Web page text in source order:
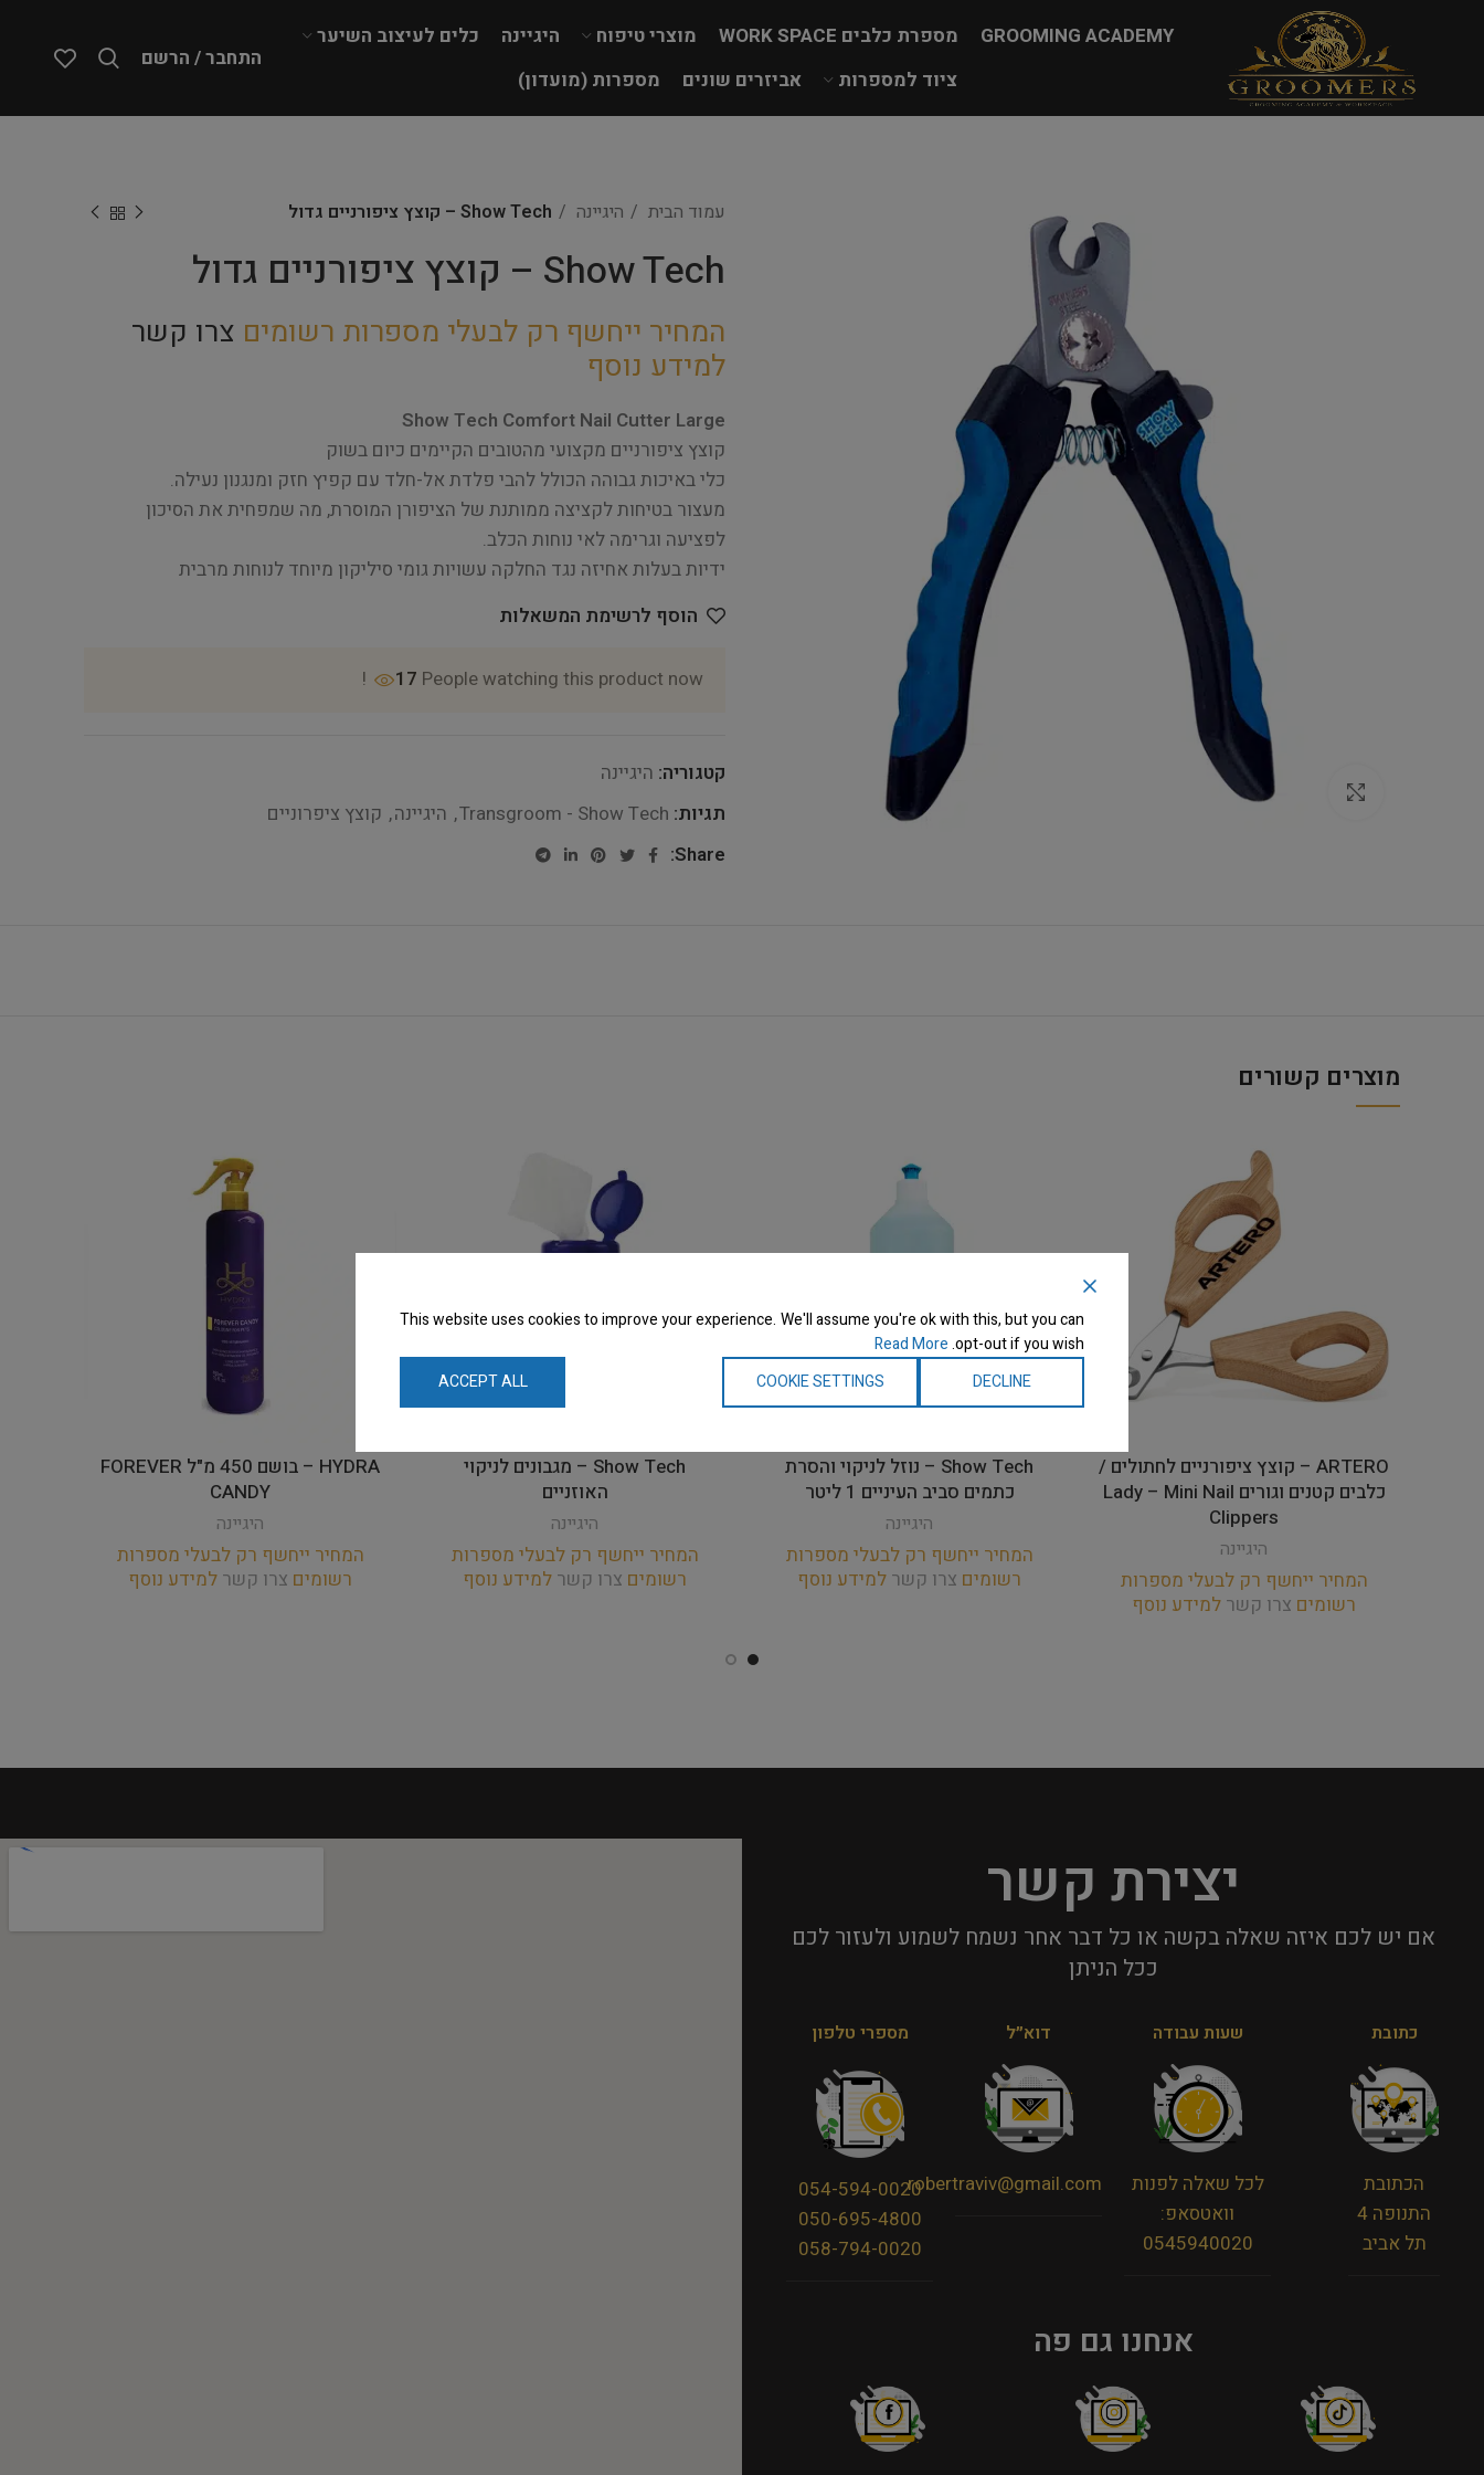
GROOMING ACADEMY מספרת כלבים WORK SPACE מוצרי טיפוח היגיינה
כלים לעיצוב השיער
ציוד למספרות
אביזרים שונים מספרות (מועדון)
התחבר / הרשם
Click to enlarge
עמוד הבית היגיינה Show Tech – קוצץ ציפורניים גדול
Show Tech – קוצץ ציפורניים גדול
המחיר ייחשף רק לבעלי מספרות רשומים צרו קשר
למידע נוסף
Show Tech Comfort Nail Cutter Large
קוצץ ציפורניים מקצועי מהטובים הקיימים כיום בשוק
כלי באיכות גבוהה הכולל להבי פלדת אל-חלד עם קפיץ חזק ומנגנון נעילה.
מעצור בטיחות לקציצה ממותנת של הציפורן המוסרת, מה שמפחית את הסיכון
לפציעה וגרימה לאי נוחות הכלב.
ידיות בעלות אחיזה נגד החלקה עשויות גומי סיליקון מיוחד לנוחות מרבית
הוסף לרשימת המשאלות
17 People watching this product now!
קטגוריה: היגיינה
תגיות: Transgroom - Show Tech
, היגיינה, קוצץ ציפרוניים
Share:
מוצרים קשורים
ARTERO – קוצץ ציפורניים לחתולים /
כלבים קטנים וגורים Lady – Mini Nail
Clippers
היגיינה
המחיר ייחשף רק לבעלי מספרות
רשומים צרו קשר למידע נוסף
Show Tech – נוזל לניקוי והסרת
כתמים סביב העיניים 1 ליטר
היגיינה
המחיר ייחשף רק לבעלי מספרות
רשומים צרו קשר למידע נוסף
Show Tech – מגבונים לניקוי
האוזניים
היגיינה
המחיר ייחשף רק לבעלי מספרות
רשומים צרו קשר למידע נוסף
HYDRA – בושם 450 מ"ל FOREVER
CANDY
היגיינה
המחיר ייחשף רק לבעלי מספרות
רשומים צרו קשר למידע נוסף
יצירת קשר
אם יש לכם איזה שאלה בקשה או כל דבר אחר נשמח לשמוע ולעזור לכם
ככל הניתן​
כתובת
הכתובת
התנופה 4
תל אביב
שעות עבודה
לכל שאלה לפנות
וואטסאפ:
0545940020
דוא״ל
robertraviv@gmail.com
מספרי טלפון
054-594-0020
050-695-4800
058-794-0020
אנחנו גם פה
This website uses cookies to improve your experience. We'll assume you're ok with this, but you can
opt-out if you wish.
Read More
DECLINE
COOKIE SETTINGS
ACCEPT ALL